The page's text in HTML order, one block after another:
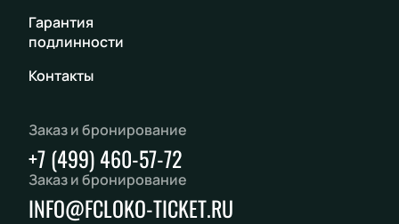
Гарантия
подлинности
Контакты
Заказ и бронирование
+7 (499) 460-57-72
Заказ и бронирование
INFO@FCLOKO-TICKET.RU